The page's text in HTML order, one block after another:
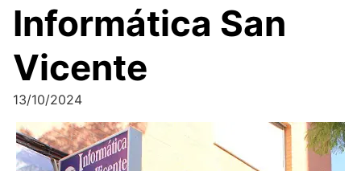
Informática San
Vicente
13/10/2024